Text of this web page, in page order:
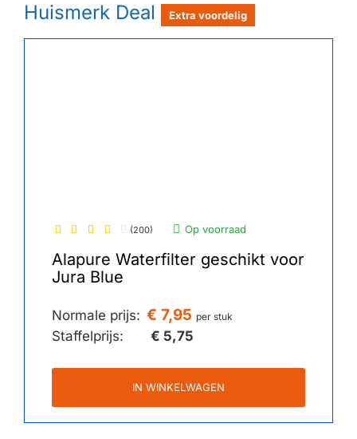
Huismerk Deal Extra voordelig
(200) Op voorraad
Alapure ​​​​​​Waterfilter geschikt voor
Jura Blue
Normale prijs: € 7,95 per stuk
Staffelprijs: € 5,75
IN WINKELWAGEN